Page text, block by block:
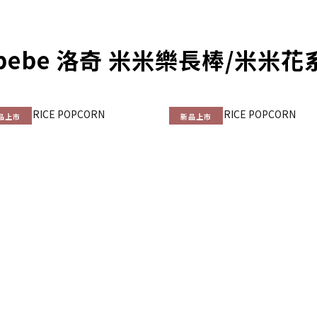
洛奇 米米樂長棒/米米花
上市 新品上市